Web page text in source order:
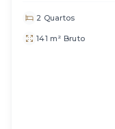
2 Quartos
141 m² Bruto